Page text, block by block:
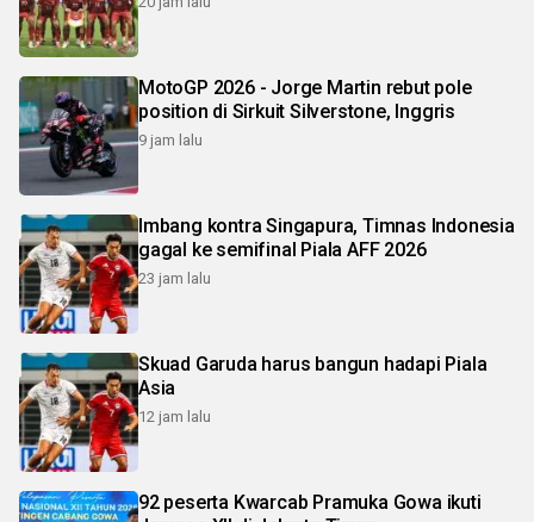
MotoGP 2026 - Jorge Martin rebut pole
position di Sirkuit Silverstone, Inggris
9 jam lalu
Imbang kontra Singapura, Timnas Indonesia
gagal ke semifinal Piala AFF 2026
23 jam lalu
Skuad Garuda harus bangun hadapi Piala
Asia
12 jam lalu
92 peserta Kwarcab Pramuka Gowa ikuti